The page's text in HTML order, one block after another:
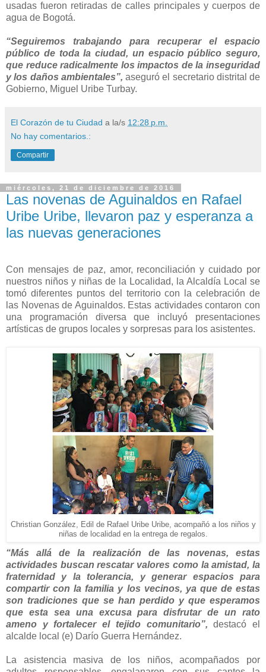
usadas fueron retiradas de calles principales y cuerpos de
agua de Bogotá.
“Seguiremos trabajando para recuperar el espacio
público de toda la ciudad, un espacio público seguro,
que reduce radicalmente los impactos de la inseguridad
y los daños ambientales”, aseguró el secretario distrital de
Gobierno, Miguel Uribe Turbay.
El Corazón de tu Ciudad a la/s 12:28 p.m.
No hay comentarios.:
Compartir
miércoles, 21 de diciembre de 2016
Las novenas de Aguinaldos en Rafael
Uribe Uribe, llevaron paz y esperanza a
las nuevas generaciones
Con mensajes de paz, amor, reconciliación y cuidado por
nuestros niños y niñas de la Localidad, la Alcaldía Local se
tomó diferentes puntos del territorio con la celebración de
las Novenas de Aguinaldos. Estas actividades contaron con
una programación diversa que incluyó presentaciones
artísticas de grupos locales y sorpresas para los asistentes.
Christian González, Edil de Rafael Uribe Uribe, acompañó a los niños y
niñas de localidad en la entrega de regalos.
“Más allá de la realización de las novenas, estas
actividades buscan rescatar valores como la amistad, la
fraternidad y la tolerancia, y generar espacios para
compartir con la familia y los vecinos, ya que de estas
son tradiciones que se han perdido y que esperamos
que esta sea una excusa para disfrutar de un rato
ameno y fortalecer el tejido comunitario”, destacó el
alcalde local (e) Darío Guerra Hernández.
La asistencia masiva de los niños, acompañados por